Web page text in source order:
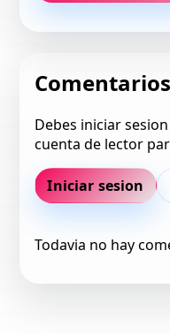
Comentarios
Debes iniciar
cuenta de lector
Iniciar sesion
Todavia no hay